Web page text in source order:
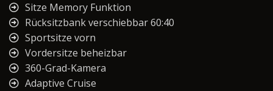
Sitze Memory Funktion
Rücksitzbank verschiebbar 60:40
Sportsitze vorn
Vordersitze beheizbar
360-Grad-Kamera
Adaptive Cruise